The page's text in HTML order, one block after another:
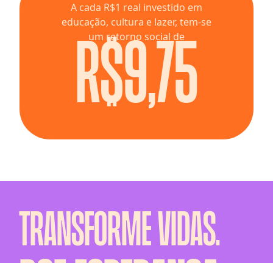
A cada R$1 real investido em
educação, cultura e lazer, tem-se
um retorno social de
R$9,75
TRANSFORME VIDAS.